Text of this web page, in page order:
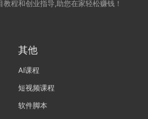
程和创业指导,助您在家轻松赚钱！
其他
AI课程
短视频课程
软件脚本